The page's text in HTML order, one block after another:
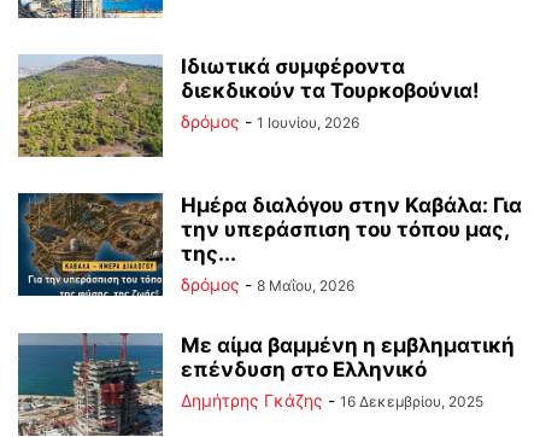
Ιδιωτικά συμφέροντα
διεκδικούν τα Τουρκοβούνια!
δρόμος - 1 Ιουνίου, 2026
Ημέρα διαλόγου στην Καβάλα: Για
την υπεράσπιση του τόπου μας,
της...
δρόμος - 8 Μαΐου, 2026
Με αίμα βαμμένη η εμβληματική
επένδυση στο Ελληνικό
Δημήτρης Γκάζης - 16 Δεκεμβρίου, 2025